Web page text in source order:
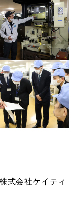
式会社ケイティ